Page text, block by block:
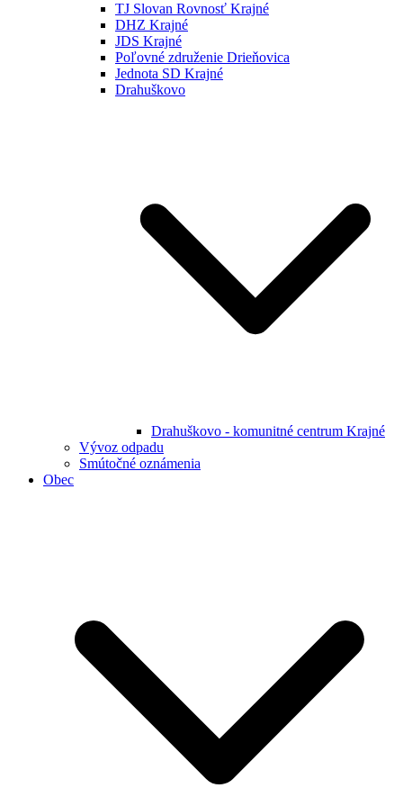
TJ Slovan Rovnosť Krajné
DHZ Krajné
JDS Krajné
Poľovné združenie Drieňovica
Jednota SD Krajné
Drahuškovo
Drahuškovo - komunitné centrum Krajné
Vývoz odpadu
Smútočné oznámenia
Obec